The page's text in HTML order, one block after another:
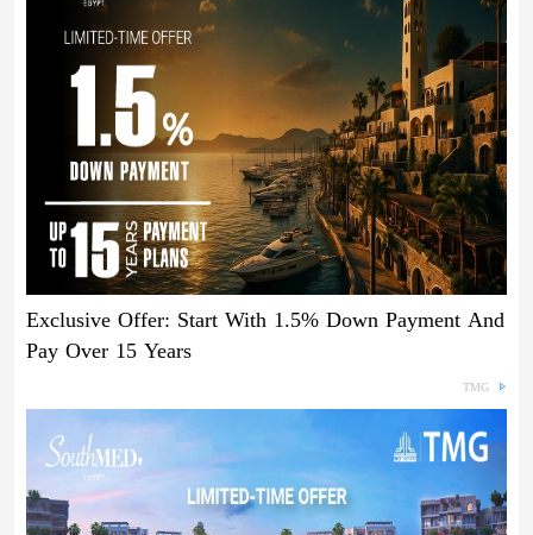
Exclusive Offer: Start With 1.5% Down Payment And
Pay Over 15 Years
TMG